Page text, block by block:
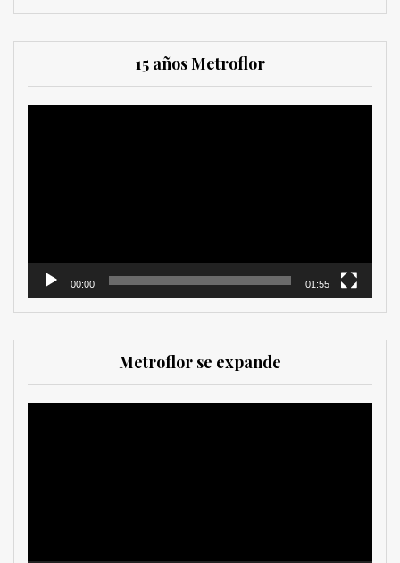
15 años Metroflor
00:00 01:55
Metroflor se expande